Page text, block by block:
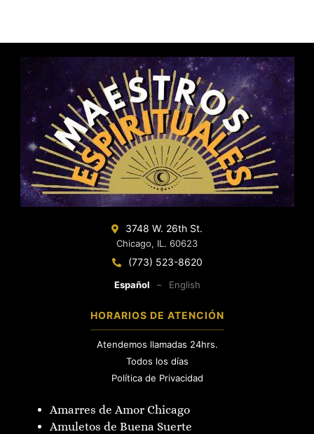
3748 W. 26th St.
Chicago, IL. 60623
(773) 523-8620
Español – English
HORARIOS DE ATENCIÓN
Atendemos llamadas 24hrs.
Todos los días
Política de Privacidad
Amarres de Amor Chicago
Amuletos de Buena Suerte